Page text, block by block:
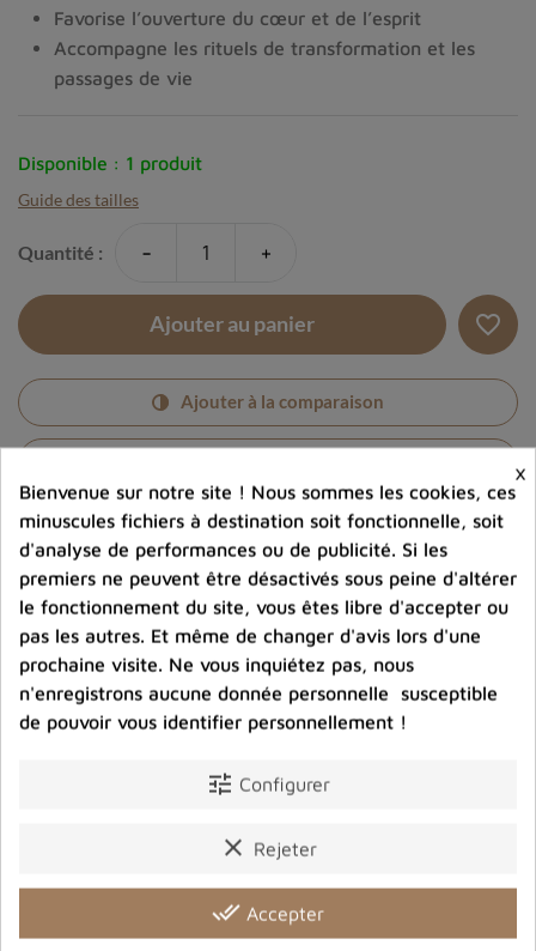
Favorise l’ouverture du cœur et de l’esprit
Accompagne les rituels de transformation et les
passages de vie
Disponible : 1 produit
Guide des tailles
Quantité : - +
Ajouter au panier favorite_border
Ajouter à la comparaison
Photos contractuelles. Vous recevrez ce que vous
voyez
100 € pour la Belgique
Entreprise éco-responsable.
carbonique
×
Bienvenue sur notre site ! Nous sommes les cookies, ces
minuscules fichiers à destination soit fonctionnelle, soit
d'analyse de performances ou de publicité. Si les
premiers ne peuvent être désactivés sous peine d'altérer
le fonctionnement du site, vous êtes libre d'accepter ou
pas les autres. Et même de changer d'avis lors d'une
prochaine visite. Ne vous inquiétez pas, nous
n'enregistrons aucune donnée personnelle susceptible
de pouvoir vous identifier personnellement !
tune Configurer
clear Rejeter
done_all Accepter